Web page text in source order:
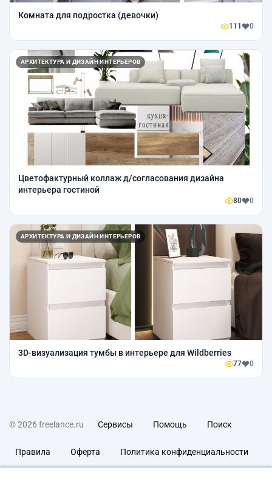
Комната для подростка (девочки)
111 0
АРХИТЕКТУРА И ДИЗАЙН ИНТЕРЬЕРОВ
Цветофактурный коллаж д/согласования дизайна
интерьера гостиной
80 0
АРХИТЕКТУРА И ДИЗАЙН ИНТЕРЬЕРОВ
3D-визуализация тумбы в интерьере для Wildberries
77 0
© 2026 freelance.ru Сервисы Помощь Поиск
Правила Оферта Политика конфиденциальности